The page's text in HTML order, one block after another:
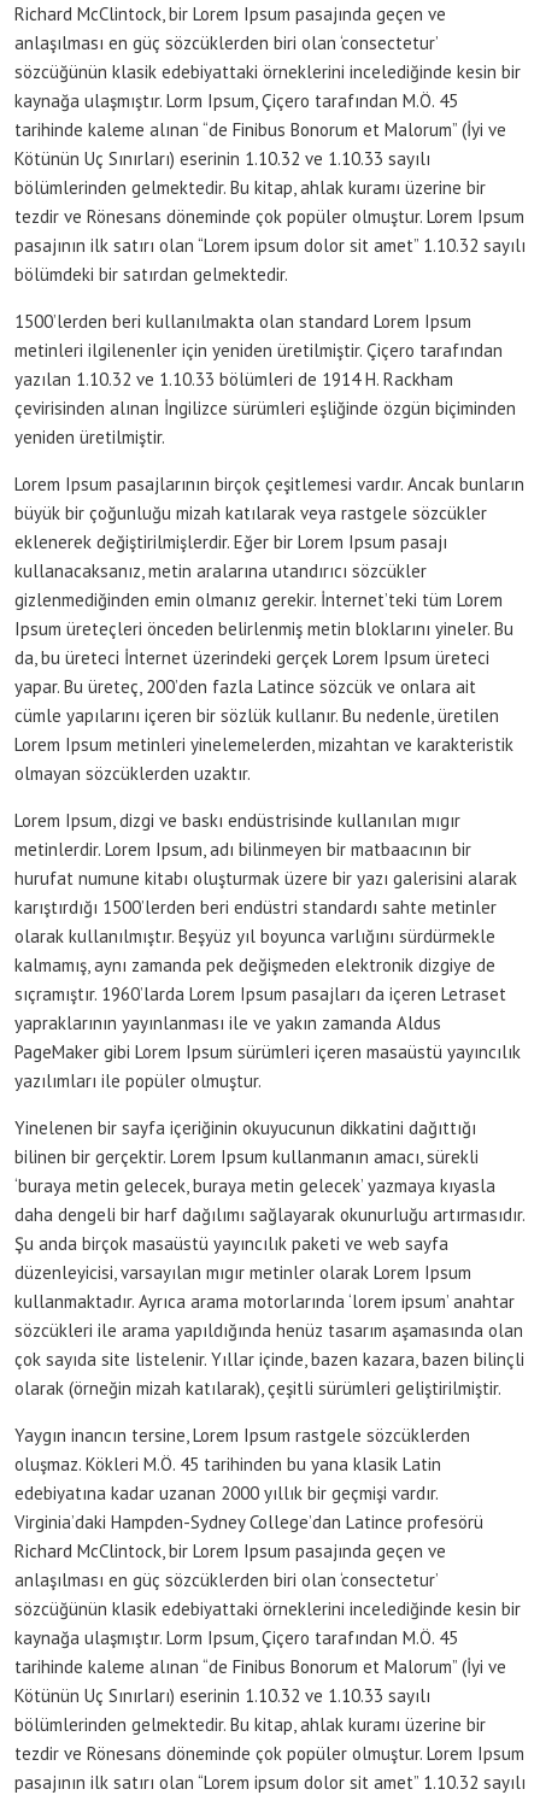
Richard McClintock, bir Lorem Ipsum pasajında geçen ve
anlaşılması en güç sözcüklerden biri olan ‘consectetur’
sözcüğünün klasik edebiyattaki örneklerini incelediğinde kesin bir
kaynağa ulaşmıştır. Lorm Ipsum, Çiçero tarafından M.Ö. 45
tarihinde kaleme alınan “de Finibus Bonorum et Malorum” (İyi ve
Kötünün Uç Sınırları) eserinin 1.10.32 ve 1.10.33 sayılı
bölümlerinden gelmektedir. Bu kitap, ahlak kuramı üzerine bir
tezdir ve Rönesans döneminde çok popüler olmuştur. Lorem Ipsum
pasajının ilk satırı olan “Lorem ipsum dolor sit amet” 1.10.32 sayılı
bölümdeki bir satırdan gelmektedir.
1500’lerden beri kullanılmakta olan standard Lorem Ipsum
metinleri ilgilenenler için yeniden üretilmiştir. Çiçero tarafından
yazılan 1.10.32 ve 1.10.33 bölümleri de 1914 H. Rackham
çevirisinden alınan İngilizce sürümleri eşliğinde özgün biçiminden
yeniden üretilmiştir.
Lorem Ipsum pasajlarının birçok çeşitlemesi vardır. Ancak bunların
büyük bir çoğunluğu mizah katılarak veya rastgele sözcükler
eklenerek değiştirilmişlerdir. Eğer bir Lorem Ipsum pasajı
kullanacaksanız, metin aralarına utandırıcı sözcükler
gizlenmediğinden emin olmanız gerekir. İnternet’teki tüm Lorem
Ipsum üreteçleri önceden belirlenmiş metin bloklarını yineler. Bu
da, bu üreteci İnternet üzerindeki gerçek Lorem Ipsum üreteci
yapar. Bu üreteç, 200’den fazla Latince sözcük ve onlara ait
cümle yapılarını içeren bir sözlük kullanır. Bu nedenle, üretilen
Lorem Ipsum metinleri yinelemelerden, mizahtan ve karakteristik
olmayan sözcüklerden uzaktır.
Lorem Ipsum, dizgi ve baskı endüstrisinde kullanılan mıgır
metinlerdir. Lorem Ipsum, adı bilinmeyen bir matbaacının bir
hurufat numune kitabı oluşturmak üzere bir yazı galerisini alarak
karıştırdığı 1500’lerden beri endüstri standardı sahte metinler
olarak kullanılmıştır. Beşyüz yıl boyunca varlığını sürdürmekle
kalmamış, aynı zamanda pek değişmeden elektronik dizgiye de
sıçramıştır. 1960’larda Lorem Ipsum pasajları da içeren Letraset
yapraklarının yayınlanması ile ve yakın zamanda Aldus
PageMaker gibi Lorem Ipsum sürümleri içeren masaüstü yayıncılık
yazılımları ile popüler olmuştur.
Yinelenen bir sayfa içeriğinin okuyucunun dikkatini dağıttığı
bilinen bir gerçektir. Lorem Ipsum kullanmanın amacı, sürekli
‘buraya metin gelecek, buraya metin gelecek’ yazmaya kıyasla
daha dengeli bir harf dağılımı sağlayarak okunurluğu artırmasıdır.
Şu anda birçok masaüstü yayıncılık paketi ve web sayfa
düzenleyicisi, varsayılan mıgır metinler olarak Lorem Ipsum
kullanmaktadır. Ayrıca arama motorlarında ‘lorem ipsum’ anahtar
sözcükleri ile arama yapıldığında henüz tasarım aşamasında olan
çok sayıda site listelenir. Yıllar içinde, bazen kazara, bazen bilinçli
olarak (örneğin mizah katılarak), çeşitli sürümleri geliştirilmiştir.
Yaygın inancın tersine, Lorem Ipsum rastgele sözcüklerden
oluşmaz. Kökleri M.Ö. 45 tarihinden bu yana klasik Latin
edebiyatına kadar uzanan 2000 yıllık bir geçmişi vardır.
Virginia’daki Hampden-Sydney College’dan Latince profesörü
Richard McClintock, bir Lorem Ipsum pasajında geçen ve
anlaşılması en güç sözcüklerden biri olan ‘consectetur’
sözcüğünün klasik edebiyattaki örneklerini incelediğinde kesin bir
kaynağa ulaşmıştır. Lorm Ipsum, Çiçero tarafından M.Ö. 45
tarihinde kaleme alınan “de Finibus Bonorum et Malorum” (İyi ve
Kötünün Uç Sınırları) eserinin 1.10.32 ve 1.10.33 sayılı
bölümlerinden gelmektedir. Bu kitap, ahlak kuramı üzerine bir
tezdir ve Rönesans döneminde çok popüler olmuştur. Lorem Ipsum
pasajının ilk satırı olan “Lorem ipsum dolor sit amet” 1.10.32 sayılı